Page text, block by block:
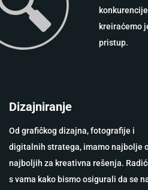
kreiraćemo
pristup.
Dizajniranje
Od grafičkog dizajna, fotografije i
digitalnih stratega, imamo najbolje
najboljih za kreativna rešenja.
s vama kako bismo osigurali da se